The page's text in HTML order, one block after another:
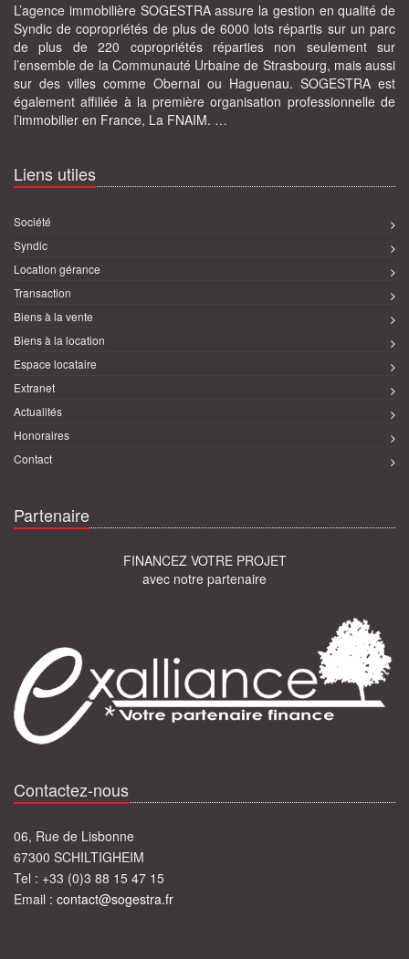
L’agence immobilière SOGESTRA assure la gestion en qualité de
Syndic de copropriétés de plus de 6000 lots répartis sur un parc
de plus de 220 copropriétés réparties non seulement sur
l’ensemble de la Communauté Urbaine de Strasbourg, mais aussi
sur des villes comme Obernai ou Haguenau. SOGESTRA est
également affiliée à la première organisation professionnelle de
l’immobilier en France, La FNAIM. …
Liens utiles
Société
Syndic
Location gérance
Transaction
Biens à la vente
Biens à la location
Espace locataire
Extranet
Actualités
Honoraires
Contact
Partenaire
FINANCEZ VOTRE PROJET
avec notre partenaire
Contactez-nous
06, Rue de Lisbonne
67300 SCHILTIGHEIM
Tel : +33 (0)3 88 15 47 15
Email : contact@sogestra.fr